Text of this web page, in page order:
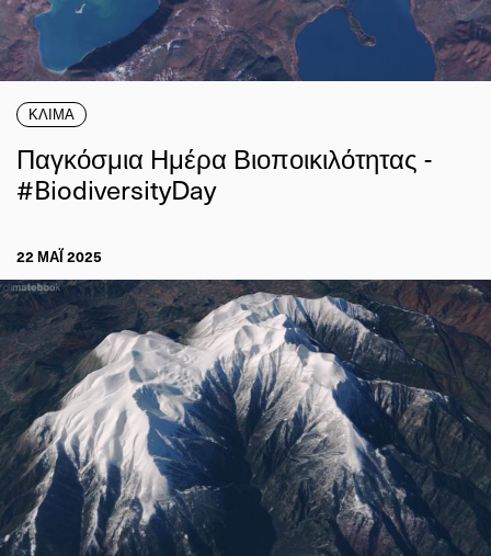
ΚΛΙΜΑ
Παγκόσμια Ημέρα Βιοποικιλότητας -
#BiodiversityDay
22 ΜΑΪ́ 2025